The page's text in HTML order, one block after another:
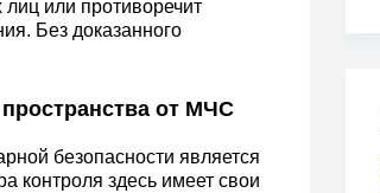
или противоречит
Без доказанного
от МЧС
безопасности является
контроля здесь имеет свои